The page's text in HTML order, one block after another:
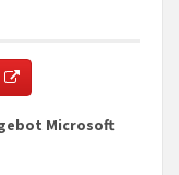
Microsoft